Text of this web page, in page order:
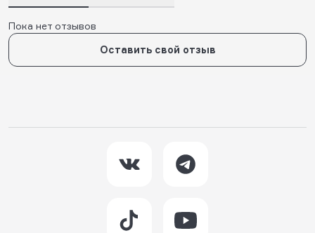
Пока нет отзывов
Оставить свой отзыв